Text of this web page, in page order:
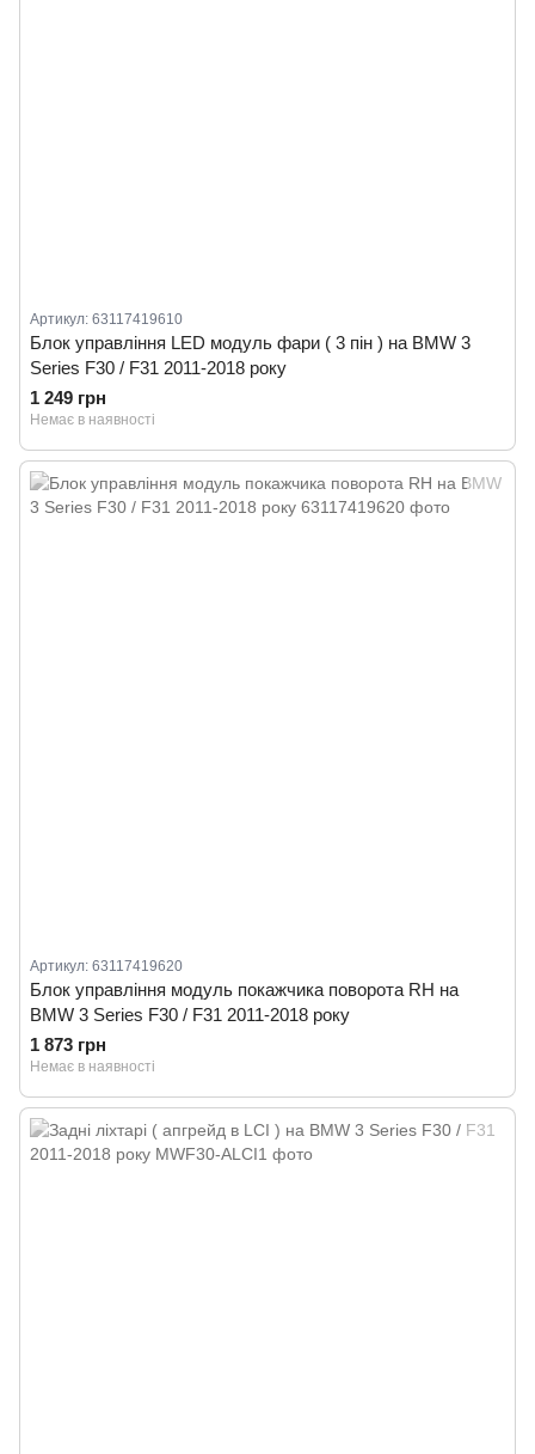
Артикул: 63117419610
Блок управління LED модуль фари ( 3 пін ) на BMW 3
Series F30 / F31 2011-2018 року
1 249 грн
Немає в наявності
Артикул: 63117419620
Блок управління модуль покажчика поворота RH на
BMW 3 Series F30 / F31 2011-2018 року
1 873 грн
Немає в наявності